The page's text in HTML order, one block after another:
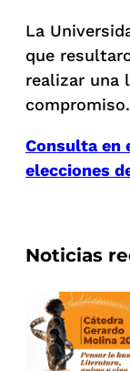
Noticias
La
que
realizar una
compromiso.
Consulta en
elecciones